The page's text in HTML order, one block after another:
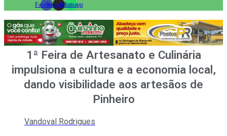
FacebookInstagramWhatsapp
1ª Feira de Artesanato e Culinária
impulsiona a cultura e a economia local,
dando visibilidade aos artesãos de
Pinheiro
Vandoval Rodrigues